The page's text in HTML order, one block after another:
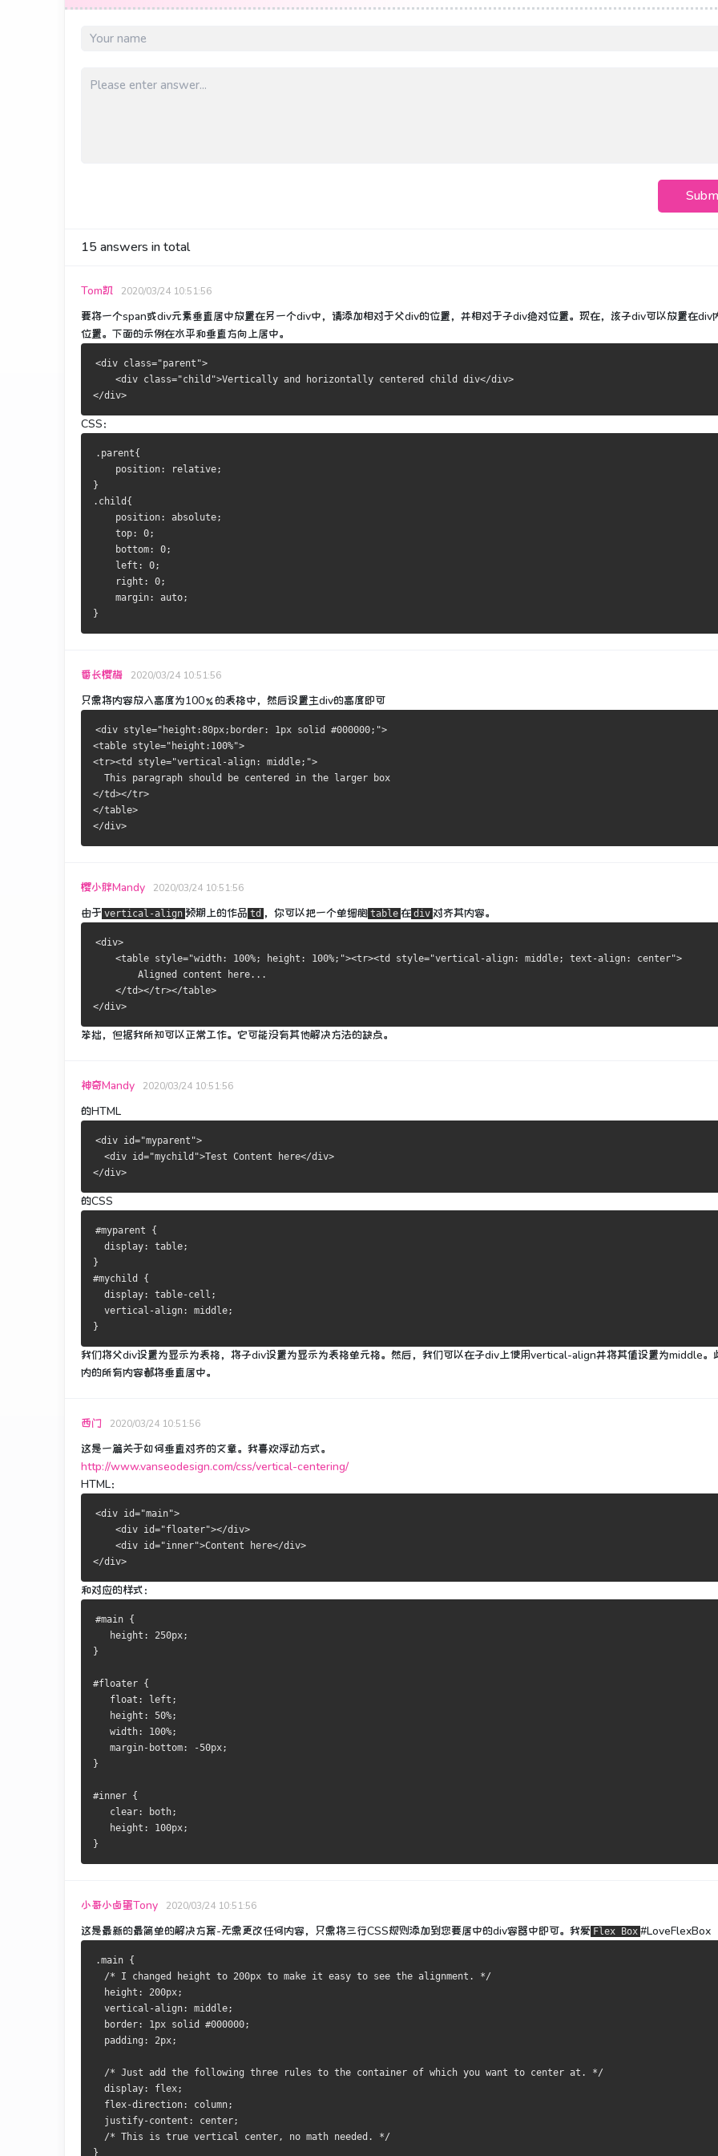
15answers in total
Tom凯 2020/03/24 10:51:56
要将一个span或div元素垂直居中放置在另一个div中，请添加相对于父div的位置，并相对于子div绝对位置。现在，该子div可以放置在div
位置。下面的示例在水平和垂直方向上居中。
<div class="parent">
    <div class="child">Vertically and horizontally centered child div</div>
</div>
CSS：
.parent{
    position: relative;
}
.child{
    position: absolute;
    top: 0;
    bottom: 0;
    left: 0;
    right: 0;
    margin: auto;
}
番长樱梅 2020/03/24 10:51:56
只需将内容放入高度为100％的表格中，然后设置主div的高度即可
<div style="height:80px;border: 1px solid #000000;">
<table style="height:100%">
<tr><td style="vertical-align: middle;">
  This paragraph should be centered in the larger box
</td></tr>
</table>
</div>
樱小胖Mandy 2020/03/24 10:51:56
由于 vertical-align 预期上的作品 td ，你可以把一个单细胞 table 在 div 对齐其内容。
<div>
    <table style="width: 100%; height: 100%;"><tr><td style="vertical-align: middle; text-align: center">
        Aligned content here...
    </td></tr></table>
</div>
笨拙，但据我所知可以正常工作。 它可能没有其他解决方法的缺点。
神奇Mandy 2020/03/24 10:51:56
的HTML
<div id="myparent">
  <div id="mychild">Test Content here</div>
</div>
的CSS
#myparent {
  display: table;
}
#mychild {
  display: table-cell;
  vertical-align: middle;
}
我们将父div设置为显示为表格，将子div设置为显示为表格单元格。 然后，我们可以在子div上使用vertical-align并将其值设置为middle。
内的所有内容都将垂直居中。
西门 2020/03/24 10:51:56
这是一篇关于如何垂直对齐的文章。我喜欢浮动方式。
http://www.vanseodesign.com/css/vertical-centering/
HTML：
<div id="main">
    <div id="floater"></div>
    <div id="inner">Content here</div>
</div>
和对应的样式：
#main {
   height: 250px;
}
#floater {
   float: left;
   height: 50%;
   width: 100%;
   margin-bottom: -50px;
}
#inner {
   clear: both;
   height: 100px;
}
小哥小卤蛋Tony 2020/03/24 10:51:56
这是最新的最简单的解决方案-无需更改任何内容，只需将三行CSS规则添加到您要居中的div容器中即可。 我爱 Flex Box #LoveFlexBox
.main {
  /* I changed height to 200px to make it easy to see the alignment. */
  height: 200px;
  vertical-align: middle;
  border: 1px solid #000000;
  padding: 2px;
  /* Just add the following three rules to the container of which you want to center at. */
  display: flex;
  flex-direction: column;
  justify-content: center;
  /* This is true vertical center, no math needed. */
}